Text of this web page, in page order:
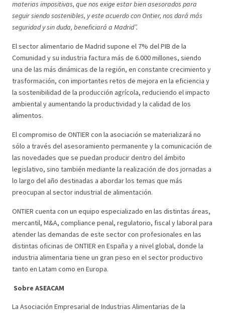
materias impositivas, que nos exige estar bien asesorados para
seguir siendo sostenibles, y este acuerdo con Ontier, nos dará más
seguridad y sin duda, beneficiará a Madrid”.
El sector alimentario de Madrid supone el 7% del PIB de la
Comunidad y su industria factura más de 6.000 millones, siendo
una de las más dinámicas de la región, en constante crecimiento y
trasformación, con importantes retos de mejora en la eficiencia y
la sostenibilidad de la producción agrícola, reduciendo el impacto
ambiental y aumentando la productividad y la calidad de los
alimentos.
El compromiso de ONTIER con la asociación se materializará no
sólo a través del asesoramiento permanente y la comunicación de
las novedades que se puedan producir dentro del ámbito
legislativo, sino también mediante la realización de dos jornadas a
lo largo del año destinadas a abordar los temas que más
preocupan al sector industrial de alimentación.
ONTIER cuenta con un equipo especializado en las distintas áreas,
mercantil, M&A, compliance penal, regulatorio, fiscal y laboral para
atender las demandas de este sector con profesionales en las
distintas oficinas de ONTIER en España y a nivel global, donde la
industria alimentaria tiene un gran peso en el sector productivo
tanto en Latam como en Europa.
Sobre ASEACAM
La Asociación Empresarial de Industrias Alimentarias de la